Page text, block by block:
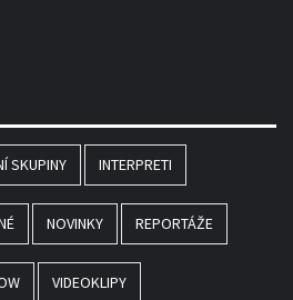
SKUPINY INTERPRETI
NOVINKY REPORTÁŽE
VIDEOKLIPY